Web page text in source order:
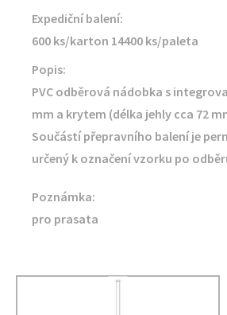
Expediční balení:
600 ks/karton 14400 ks/paleta
Popis:
PVC odběrová nádobka s
mm a krytem (délka jehly cca 72
Součástí přepravního balení je
určený k označení vzorku po
Poznámka:
pro prasata